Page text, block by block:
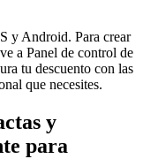
y Android. Para crear
a Panel de control de
tu descuento con las
que necesites.
y
para